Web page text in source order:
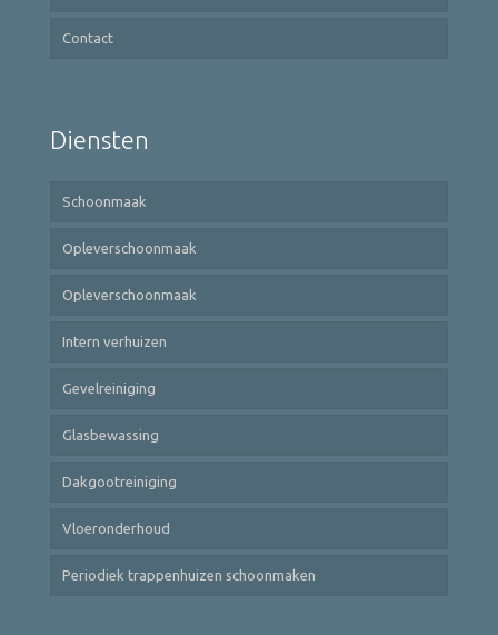
Contact
Diensten
Schoonmaak
Opleverschoonmaak
Opleverschoonmaak
Intern verhuizen
Gevelreiniging
Glasbewassing
Dakgootreiniging
Vloeronderhoud
Periodiek trappenhuizen schoonmaken